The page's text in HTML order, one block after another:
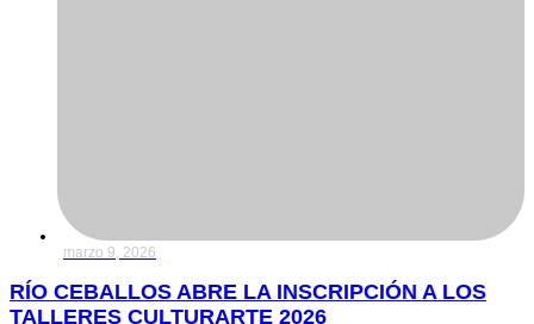
marzo 9, 2026
RÍO CEBALLOS ABRE LA INSCRIPCIÓN A LOS
TALLERES CULTURARTE 2026